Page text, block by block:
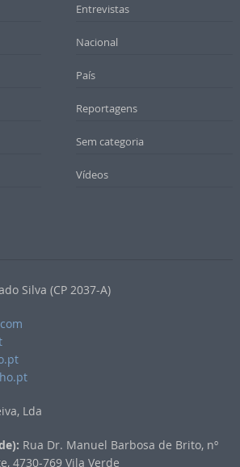
Entrevistas
Nacional
País
Reportagens
Sem categoria
Vídeos
Silva (CP 2037-A)
Lda
Rua Dr. Manuel Barbosa de Brito, nº
4730-769 Vila Verde